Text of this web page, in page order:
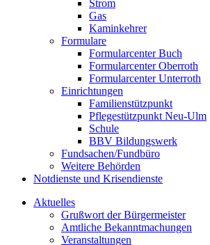
Strom
Gas
Kaminkehrer
Formulare
Formularcenter Buch
Formularcenter Oberroth
Formularcenter Unterroth
Einrichtungen
Familienstützpunkt
Pflegestützpunkt Neu-Ulm
Schule
BBV Bildungswerk
Fundsachen/Fundbüro
Weitere Behörden
Notdienste und Krisendienste
Aktuelles
Grußwort der Bürgermeister
Amtliche Bekanntmachungen
Veranstaltungen